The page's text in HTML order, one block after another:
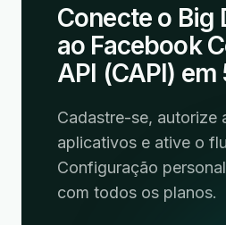
Conecte o Big
ao Facebook
API (CAPI)
Cadastre-se, autorize
aplicativos e ative o
Configuração
com todos os planos.